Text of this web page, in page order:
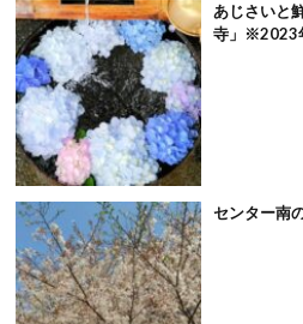
あじさいと
寺」※2023
センター南